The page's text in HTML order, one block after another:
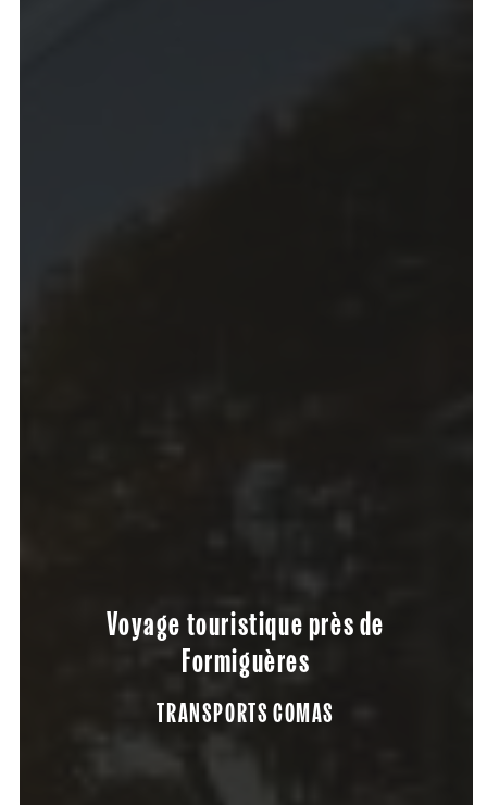
Voyage touristique près de
Formiguères
TRANSPORTS COMAS